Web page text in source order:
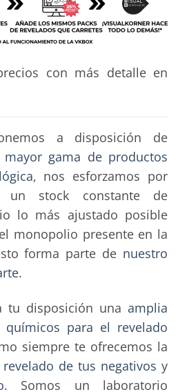
con más detalle en
a disposición de
mayor gama de productos
, nos esforzamos por
un stock constante de
lo más ajustado posible
monopolio presente en la
forma parte de nuestro
.
tu disposición una amplia
para el revelado
siempre te ofrecemos la
revelado de tus negativos y
. Somos un laboratorio